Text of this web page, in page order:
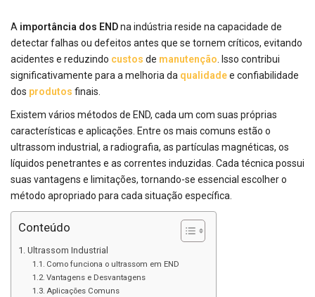
A importância dos ENDna indústria reside na capacidade de
detectar falhas ou defeitos antes que se tornem críticos, evitando
acidentes e reduzindo custos de manutenção. Isso contribui
significativamente para a melhoria da qualidadee confiabilidade
dos produtos finais.
Existem vários métodos de END, cada um com suas próprias
características e aplicações. Entre os mais comuns estão o
ultrassom industrial, a radiografia, as partículas magnéticas, os
líquidos penetrantes e as correntes induzidas. Cada técnica possui
suas vantagens e limitações, tornando-se essencial escolher o
método apropriado para cada situação específica.
Conteúdo
Ultrassom Industrial
Como funciona o ultrassom em END
Vantagens e Desvantagens
Aplicações Comuns